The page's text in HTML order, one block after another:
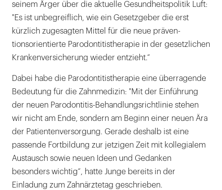
seinem Ärger über die aktuelle Gesundheitspolitik Luft:
"Es ist unbegreiflich, wie ein Gesetzgeber die erst
kürzlich zugesagten Mittel für die neue präven­
tionsorientierte Parodontitistherapie in der gesetzlichen
Krankenversicherung wieder entzieht.“
Dabei habe die Parodontitistherapie eine überragende
Bedeutung für die Zahnmedizin: "Mit der Einführung
der neuen Parodontitis-Behandlungsrichtlinie stehen
wir nicht am Ende, sondern am Beginn einer neuen Ära
der Patientenversorgung. Gerade deshalb ist eine
passende Fortbildung zur jetzigen Zeit mit kollegialem
Austausch sowie neuen Ideen und Gedanken
besonders wichtig“, hatte Junge bereits in der
Einladung zum Zahnärztetag geschrieben.